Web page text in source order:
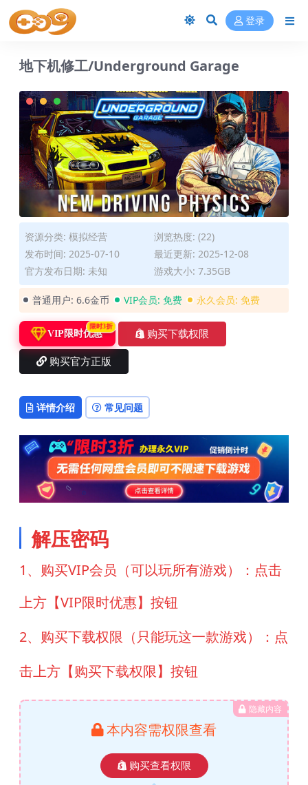
登录
地下机修工/Underground Garage
资源分类: 模拟经营
浏览热度: (22)
发布时间: 2025-07-10
最近更新: 2025-12-08
官方发布日期: 未知
游戏大小: 7.35GB
普通用户: 6.6金币 VIP会员: 免费 永久会员: 免费
VIP限时优惠
限时3折
购买下载权限
购买官方正版
详情介绍 常见问题
解压密码
1、购买VIP会员（可以玩所有游戏）：点击
上方【VIP限时优惠】按钮
2、购买下载权限（只能玩这一款游戏）：点
击上方【购买下载权限】按钮
隐藏内容
本内容需权限查看
购买查看权限